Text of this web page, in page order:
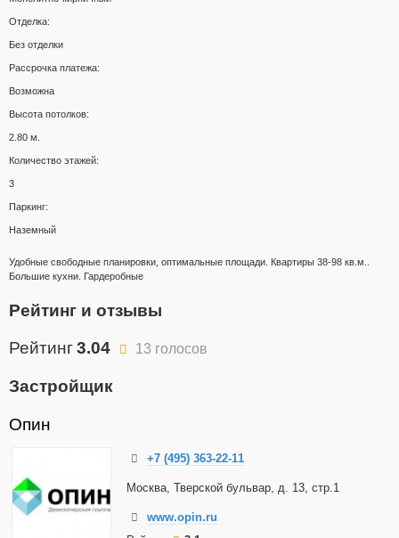
Отделка:
Без отделки
Рассрочка платежа:
Возможна
Высота потолков:
2.80 м.
Количество этажей:
3
Паркинг:
Наземный
Удобные свободные планировки, оптимальные площади. Квартиры 38-98 кв.м..
Большие кухни. Гардеробные
Рейтинг и отзывы
Рейтинг3.04 13 голосов
Застройщик
Опин
+7 (495) 363-22-11
Москва, Тверской бульвар, д. 13, стр.1
www.opin.ru